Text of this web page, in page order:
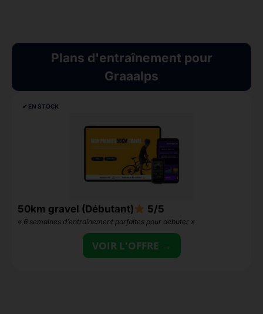
Plans d'entraînement pour
Graaalps
✔︎ EN STOCK
50km gravel (Débutant) 5/5
« 6 semaines d’entraînement parfaites pour débuter »
VOIR L'OFFRE →